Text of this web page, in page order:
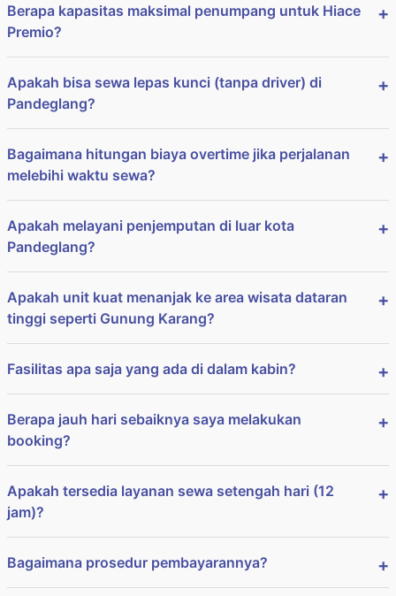
Berapa kapasitas maksimal penumpang untuk Hiace
Premio?
Apakah bisa sewa lepas kunci (tanpa driver) di
Pandeglang?
Bagaimana hitungan biaya overtime jika perjalanan
melebihi waktu sewa?
Apakah melayani penjemputan di luar kota
Pandeglang?
Apakah unit kuat menanjak ke area wisata dataran
tinggi seperti Gunung Karang?
Fasilitas apa saja yang ada di dalam kabin?
Berapa jauh hari sebaiknya saya melakukan
booking?
Apakah tersedia layanan sewa setengah hari (12
jam)?
Bagaimana prosedur pembayarannya?